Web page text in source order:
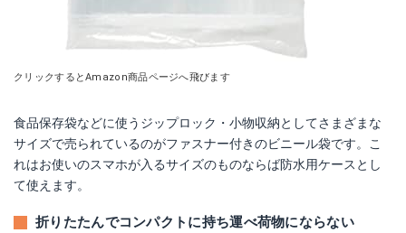
クリックするとAmazon商品ページへ飛びます
食品保存袋などに使うジップロック・小物収納としてさまざまな
サイズで売られているのがファスナー付きのビニール袋です。こ
れはお使いのスマホが入るサイズのものならば防水用ケースとし
て使えます。
折りたたんでコンパクトに持ち運べ荷物にならない